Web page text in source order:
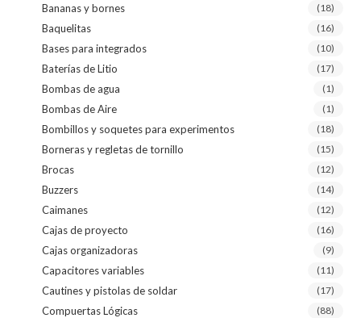
Bananas y bornes (18)
Baquelitas (16)
Bases para integrados (10)
Baterías de Litio (17)
Bombas de agua (1)
Bombas de Aire (1)
Bombillos y soquetes para experimentos (18)
Borneras y regletas de tornillo (15)
Brocas (12)
Buzzers (14)
Caimanes (12)
Cajas de proyecto (16)
Cajas organizadoras (9)
Capacitores variables (11)
Cautines y pistolas de soldar (17)
Compuertas Lógicas (88)